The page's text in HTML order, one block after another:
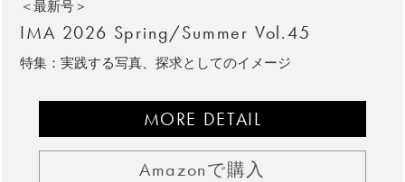
＜最新号＞
IMA 2026 Spring/Summer Vol.45
特集：実践する写真、探求としてのイメージ
MORE DETAIL
Amazonで購入